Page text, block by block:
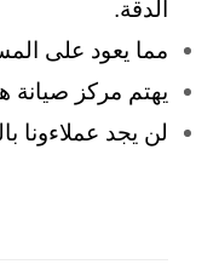
الدقة.
مما يعود على
يهتم مركز صيانة
لن يجد